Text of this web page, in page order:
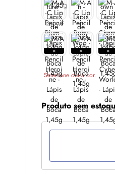
14% off
Selecione outra cor.
Produto sem